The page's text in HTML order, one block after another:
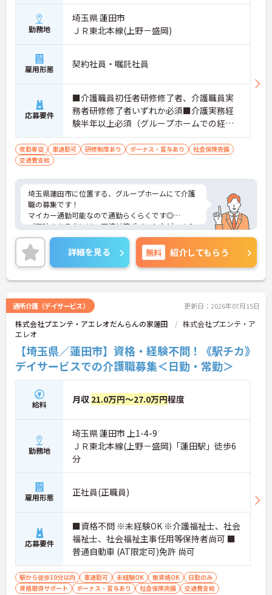
勤務地
埼玉県 蓮田市
ＪＲ東北本線(上野－盛岡)
雇用形態 契約社員・嘱託社員
応募要件
■介護職員初任者研修修了者、介護職員実
務者研修修了者いずれか必須■介護実務経
験半年以上必須（グループホームでの経験
は問いません）■スマートフォンでのデー
タ入力が必須となります
夜勤専従 車通勤可 研修制度あり ボーナス・賞与あり
社会保険完備
交通費支給
埼玉県蓮田市に位置する、グループホームにて介護
職の募集です！
マイカー通勤可能なので通勤らくらくです◎
ご興味のある方には、面接対策ポイントなど、さら
に詳細をお話しいたしますのでお気軽にご相談くだ
さい！
詳細を見る 無料 紹介してもらう
通所介護（デイサービス） 更新日：2026年07月15日
株式会社プエンテ・アエレオだんらんの家蓮田
株式会社プエンテ・ア
エレオ
【埼玉県／蓮田市】資格・経験不問！《駅チカ》
デイサービスでの介護職募集＜日勤・常勤＞
給料 月収 21.0万円～27.0万円程度
勤務地
埼玉県 蓮田市 上1-4-9
ＪＲ東北本線(上野－盛岡)「蓮田駅」徒歩6
分
雇用形態 正社員(正職員)
応募要件
■資格不問 ※未経験OK ※介護福祉士、社会
福祉士、社会福祉主事任用等保持者尚可 ■
普通自動車 (AT限定可)免許 尚可
駅から徒歩10分以内 車通勤可 未経験OK 無資格OK
日勤のみ
資格取得サポート
ボーナス・賞与あり 社会保険完備 交通費支給